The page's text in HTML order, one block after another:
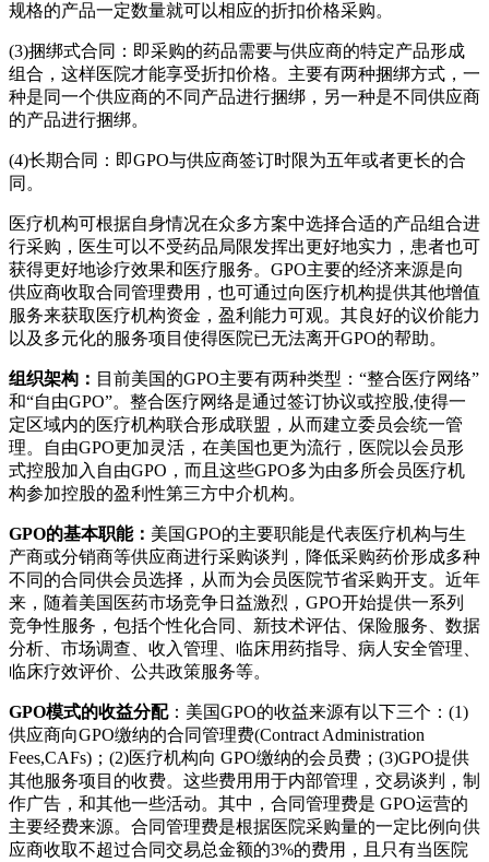
规格的产品一定数量就可以相应的折扣价格采购。
(3)捆绑式合同：即采购的药品需要与供应商的特定产品形成
组合，这样医院才能享受折扣价格。主要有两种捆绑方式，一
种是同一个供应商的不同产品进行捆绑，另一种是不同供应商
的产品进行捆绑。
(4)长期合同：即GPO与供应商签订时限为五年或者更长的合
同。
医疗机构可根据自身情况在众多方案中选择合适的产品组合进
行采购，医生可以不受药品局限发挥出更好地实力，患者也可
获得更好地诊疗效果和医疗服务。GPO主要的经济来源是向
供应商收取合同管理费用，也可通过向医疗机构提供其他增值
服务来获取医疗机构资金，盈利能力可观。其良好的议价能力
以及多元化的服务项目使得医院已无法离开GPO的帮助。
组织架构： 目前美国的GPO主要有两种类型：“整合医疗网络”
和“自由GPO”。整合医疗网络是通过签订协议或控股,使得一
定区域内的医疗机构联合形成联盟，从而建立委员会统一管
理。自由GPO更加灵活，在美国也更为流行，医院以会员形
式控股加入自由GPO，而且这些GPO多为由多所会员医疗机
构参加控股的盈利性第三方中介机构。
GPO的基本职能： 美国GPO的主要职能是代表医疗机构与生
产商或分销商等供应商进行采购谈判，降低采购药价形成多种
不同的合同供会员选择，从而为会员医院节省采购开支。近年
来，随着美国医药市场竞争日益激烈，GPO开始提供一系列
竞争性服务，包括个性化合同、新技术评估、保险服务、数据
分析、市场调查、收入管理、临床用药指导、病人安全管理、
临床疗效评价、公共政策服务等。
GPO模式的收益分配：美国GPO的收益来源有以下三个：(1)
供应商向GPO缴纳的合同管理费(Contract Administration
Fees,CAFs)；(2)医疗机构向 GPO缴纳的会员费；(3)GPO提供
其他服务项目的收费。这些费用用于内部管理，交易谈判，制
作广告，和其他一些活动。其中，合同管理费是 GPO运营的
主要经费来源。合同管理费是根据医院采购量的一定比例向供
应商收取不超过合同交易总金额的3%的费用，且只有当医院